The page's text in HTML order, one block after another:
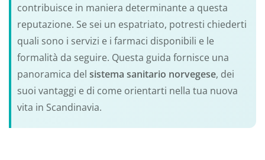
contribuisce in maniera determinante a questa
reputazione. Se sei un espatriato, potresti chiederti
quali sono i servizi e i farmaci disponibili e le
formalità da seguire. Questa guida fornisce una
panoramica del sistema sanitario norvegese, dei
suoi vantaggi e di come orientarti nella tua nuova
vita in Scandinavia.